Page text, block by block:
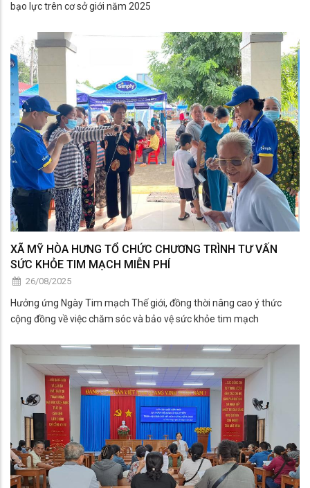
bạo lực trên cơ sở giới năm 2025
XÃ MỸ HÒA HƯNG TỔ CHỨC CHƯƠNG TRÌNH TƯ VẤN
SỨC KHỎE TIM MẠCH MIỄN PHÍ
26/08/2025
Hưởng ứng Ngày Tim mạch Thế giới, đồng thời nâng cao ý thức
cộng đồng về việc chăm sóc và bảo vệ sức khỏe tim mạch